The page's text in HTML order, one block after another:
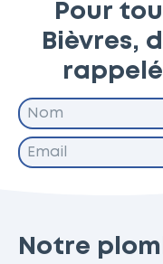
Pour
Bièvres,
Notre